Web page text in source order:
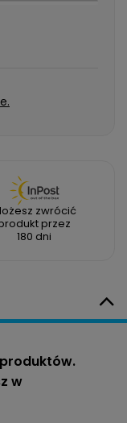
zwrócić
przez
180 dni
w